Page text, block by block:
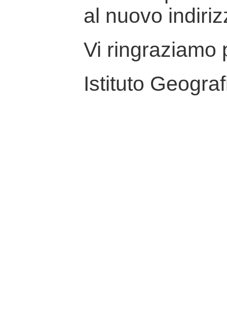
al nuovo
Vi ringraziamo
Istituto